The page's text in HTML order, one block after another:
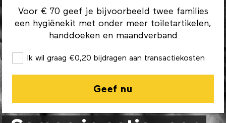
Voor € 70 geef je bijvoorbeeld twee families
een hygiënekit met onder meer toiletartikelen,
handdoeken en maandverband
Ik wil graag €0,20 bijdragen aan transactiekosten
Geef nu